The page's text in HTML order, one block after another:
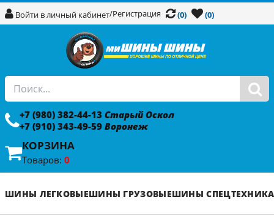
Войти в личный кабинет/Регистрация (0) (0)
+7 (980) 382-44-13 Старый Оскол
+7 (910) 343-49-59 Воронеж
КОРЗИНА
Товаров: 0
ШИНЫ ЛЕГКОВЫЕШИНЫ ГРУЗОВЫЕШИНЫ СПЕЦТЕХНИКА